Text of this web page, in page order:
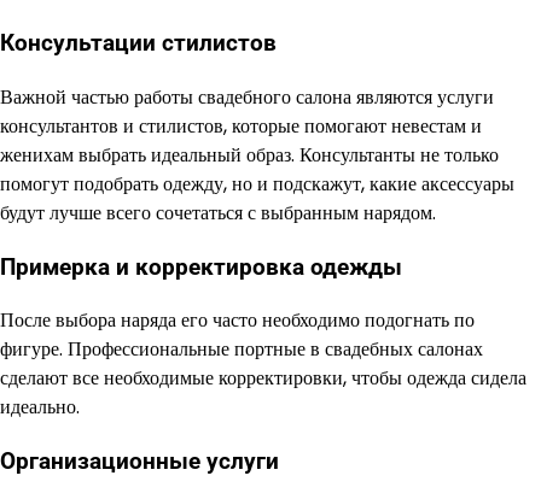
Консультации стилистов
Важной частью работы свадебного салона являются услуги
консультантов и стилистов, которые помогают невестам и
женихам выбрать идеальный образ. Консультанты не только
помогут подобрать одежду, но и подскажут, какие аксессуары
будут лучше всего сочетаться с выбранным нарядом.
Примерка и корректировка одежды
После выбора наряда его часто необходимо подогнать по
фигуре. Профессиональные портные в свадебных салонах
сделают все необходимые корректировки, чтобы одежда сидела
идеально.
Организационные услуги